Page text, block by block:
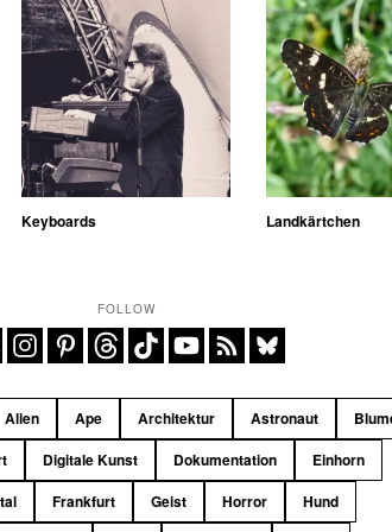
Keyboards Landkärtchen
FOLLOW
Alien Ape Architektur Astronaut
Digitale Kunst Dokumentation
Einhorn
Frankfurt Geist Horror
Hund